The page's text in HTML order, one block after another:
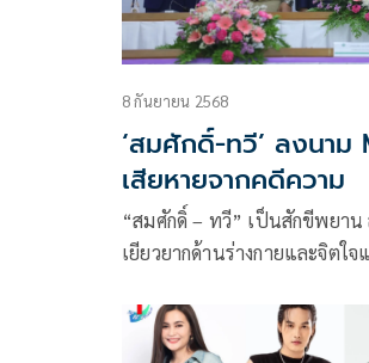
8 กันยายน 2568
‘สมศักดิ์-ทวี’ ลงนาม
เสียหายจากคดีความ
“สมศักดิ์ – ทวี” เป็นสักขีพยาน
เยียวยากด้านร่างกายและจิตใจ
ทธิฯ ส่วนนโยบายกัญชา รอรัฐบ